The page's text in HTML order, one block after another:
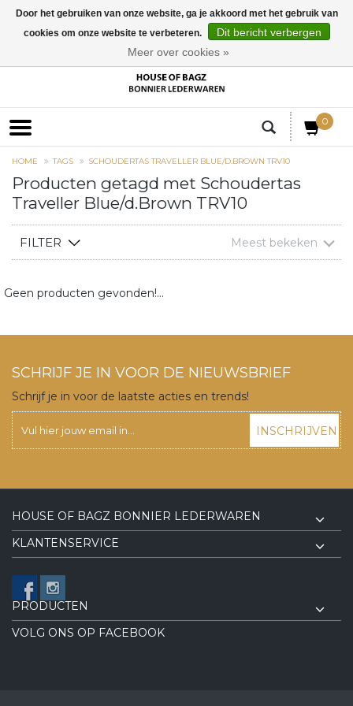
0
HOME TAGS SCHOUDERTAS TRAVELLER BLUE/D.BROWN TRV10
Producten getagd met Schoudertas
Traveller Blue/d.Brown TRV10
FILTER Meest bekeken
Geen producten gevonden!...
SCHRIJF JE IN VOOR DE NIEUWSBRIEF
Schrijf je in voor de laatste acties en trends!
INSCHRIJVEN
HOUSE OF BAGZ BONNIER LEDERWAREN
KLANTENSERVICE
PRODUCTEN
VOLG ONS OP FACEBOOK
Door het gebruiken van onze website, ga je akkoord met het gebruik van
cookies om onze website te verbeteren.
Dit bericht verbergen
Meer over cookies »